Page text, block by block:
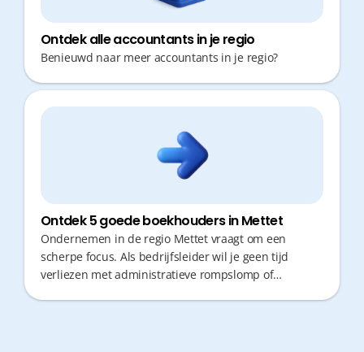
Ontdek alle accountants in je regio
Benieuwd naar meer accountants in je regio?
Ontdek 5 goede boekhouders in Mettet
Ondernemen in de regio Mettet vraagt om een
scherpe focus. Als bedrijfsleider wil je geen tijd
verliezen met administratieve rompslomp of